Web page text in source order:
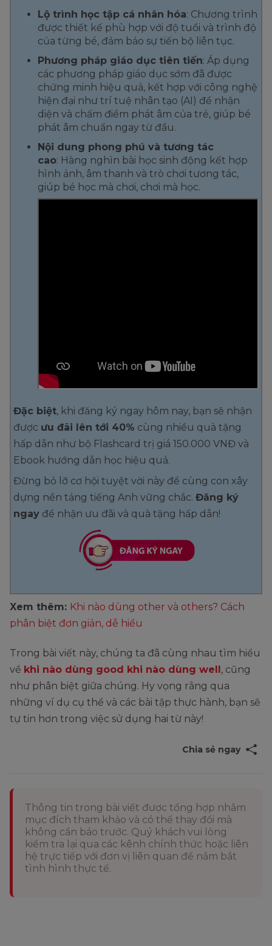
Lộ trình học tập cá nhân hóa: Chương trình
được thiết kế phù hợp với độ tuổi và trình độ
của từng bé, đảm bảo sự tiến bộ liên tục.
Phương pháp giáo dục tiên tiến: Áp dụng
các phương pháp giáo dục sớm đã được
chứng minh hiệu quả, kết hợp với công nghệ
hiện đại như trí tuệ nhân tạo (AI) để nhận
diện và chấm điểm phát âm của trẻ, giúp bé
phát âm chuẩn ngay từ đầu.
Nội dung phong phú và tương tác
cao: Hàng nghìn bài học sinh động kết hợp
hình ảnh, âm thanh và trò chơi tương tác,
giúp bé học mà chơi, chơi mà học.
Đặc biệt, khi đăng ký ngay hôm nay, bạn sẽ nhận
được ưu đãi lên tới 40% cùng nhiều quà tặng
hấp dẫn như bộ Flashcard trị giá 150.000 VNĐ và
Ebook hướng dẫn học hiệu quả.
Đừng bỏ lỡ cơ hội tuyệt vời này để cùng con xây
dựng nền tảng tiếng Anh vững chắc. Đăng ký
ngay để nhận ưu đãi và quà tặng hấp dẫn!​
Xem thêm: Khi nào dùng other và others? Cách
phân biệt đơn giản, dễ hiểu
Trong bài viết này, chúng ta đã cùng nhau tìm hiểu
về khi nào dùng good khi nào dùng well, cũng
như phân biệt giữa chúng. Hy vọng rằng qua
những ví dụ cụ thể và các bài tập thực hành, bạn sẽ
tự tin hơn trong việc sử dụng hai từ này!
Chia sẻ ngay
Thông tin trong bài viết được tổng hợp nhằm
mục đích tham khảo và có thể thay đổi mà
không cần báo trước. Quý khách vui lòng
kiểm tra lại qua các kênh chính thức hoặc liên
hệ trực tiếp với đơn vị liên quan để nắm bắt
tình hình thực tế.